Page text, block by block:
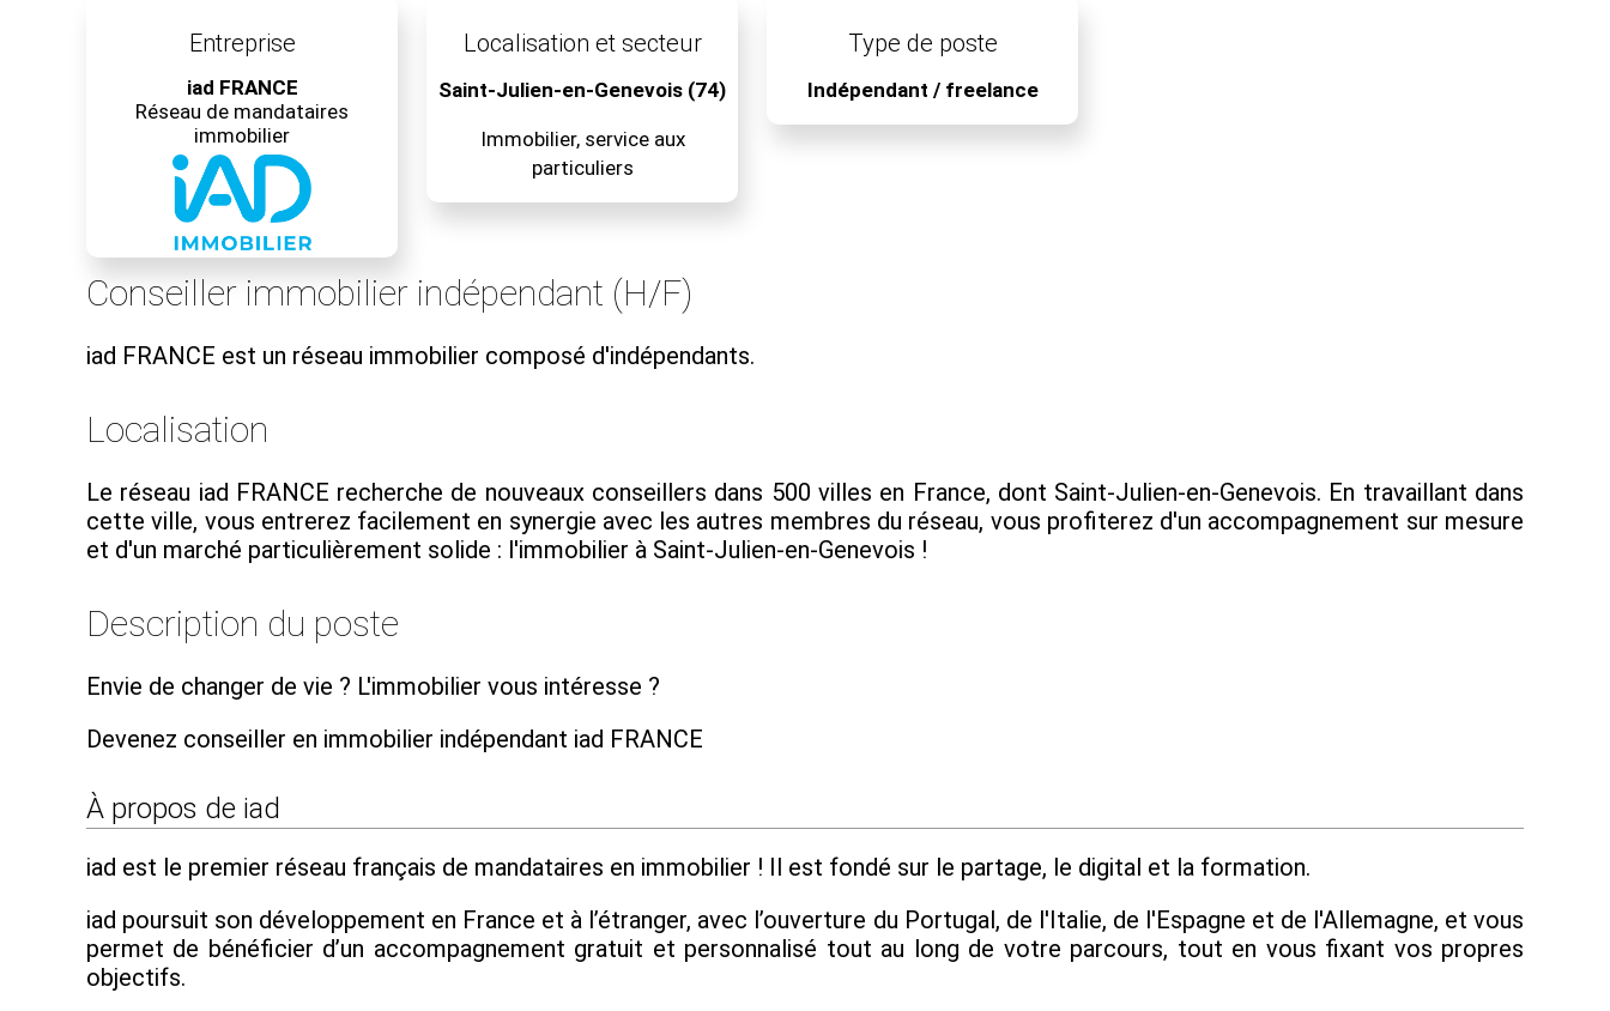
Entreprise
iad FRANCE
Réseau de mandataires
immobilier
Localisation et secteur
Saint-Julien-en-Genevois (74)
Immobilier, service aux
particuliers
Type de poste
Indépendant / freelance
Conseiller immobilier indépendant (H/F)
iad FRANCE est un réseau immobilier composé d'indépendants.
Localisation
Le réseau iad FRANCE recherche de nouveaux conseillers dans 500 villes en France, dont Saint-Julien-en-Genevois. En travaillant dans
cette ville, vous entrerez facilement en synergie avec les autres membres du réseau, vous profiterez d'un accompagnement sur mesure
et d'un marché particulièrement solide : l'immobilier à Saint-Julien-en-Genevois !
Description du poste
Envie de changer de vie ? L'immobilier vous intéresse ?
Devenez conseiller en immobilier indépendant iad FRANCE
À propos de iad
iad est le premier réseau français de mandataires en immobilier ! Il est fondé sur le partage, le digital et la formation.
iad poursuit son développement en France et à l’étranger, avec l’ouverture du Portugal, de l'Italie, de l'Espagne et de l'Allemagne, et vous
permet de bénéficier d’un accompagnement gratuit et personnalisé tout au long de votre parcours, tout en vous fixant vos propres
objectifs.